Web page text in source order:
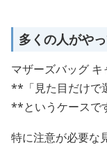
多くの人がや
マザーズバッグ キ
**「見た目だけで
**というケースで
特に注意が必要な